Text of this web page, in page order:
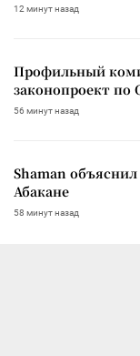
12 минут назад
Профильный
законопроект по
56 минут назад
Shaman
Абакане
58 минут назад